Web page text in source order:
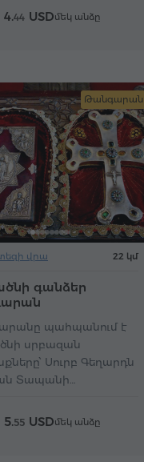
4.44USDմեկ անձը
Թանգարան
վրա 22 կմ
գանձեր
պահպանում է
սրբազան
Սուրբ Գեղարդն
Տապանի
5.55USDմեկ անձը